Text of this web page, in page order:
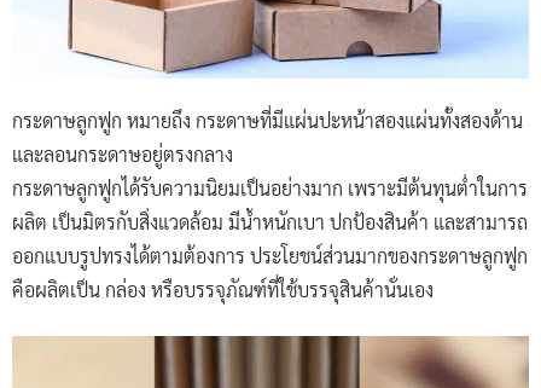
กระดาษลูกฟูก หมายถึง กระดาษที่มีแผ่นปะหน้าสองแผ่นทั้งสองด้าน
และลอนกระดาษอยู่ตรงกลาง
กระดาษลูกฟูกได้รับความนิยมเป็นอย่างมาก เพราะมีต้นทุนต่ำในการ
ผลิต เป็นมิตรกับสิ่งแวดล้อม มีน้ำหนักเบา ปกป้องสินค้า และสามารถ
ออกแบบรูปทรงได้ตามต้องการ ประโยชน์ส่วนมากของกระดาษลูกฟูก
คือผลิตเป็น กล่อง หรือบรรจุภัณฑ์ที่ใช้บรรจุสินค้านั่นเอง